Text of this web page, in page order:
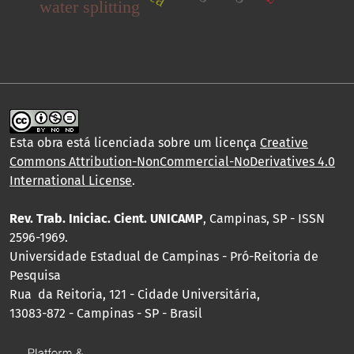
water splitting
Esta obra está licenciada sobre um licença Creative
Commons Attribution-NonCommercial-NoDerivatives 4.0
International License.
Rev. Trab. Iniciac. Cient. UNICAMP, Campinas, SP - ISSN
2596-1969.
Universidade Estadual de Campinas - Pró-Reitoria de
Pesquisa
Rua da Reitoria, 121 - Cidade Universitária,
13083-872 - Campinas - SP - Brasil